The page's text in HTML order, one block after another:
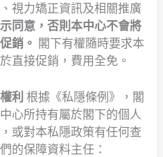
視力矯正資訊及相關推廣
同意，否則本中心不會將
銷。 閣下有權隨時要求本
直接促銷，費用全免。
利 根據《私隱條例》，閣
心所持有屬於閣下的個人
或對本私隱政策有任何查
的保障資料主任：